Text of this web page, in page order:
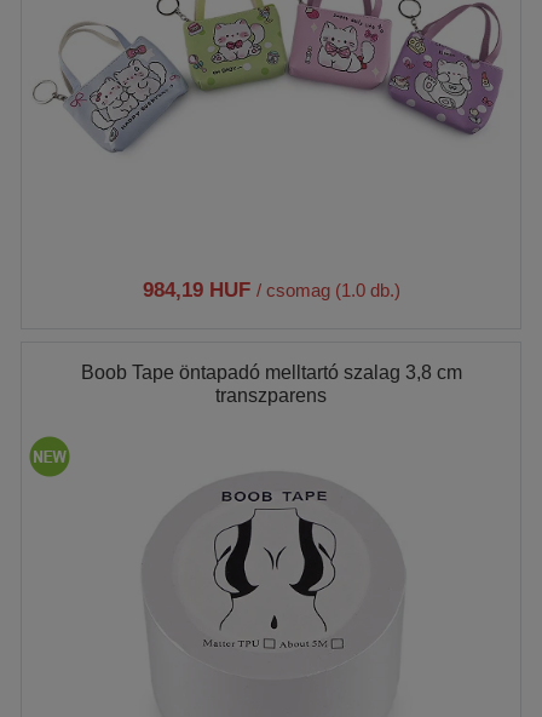
984,19 HUF / csomag (1.0 db.)
Boob Tape öntapadó melltartó szalag 3,8 cm
transzparens